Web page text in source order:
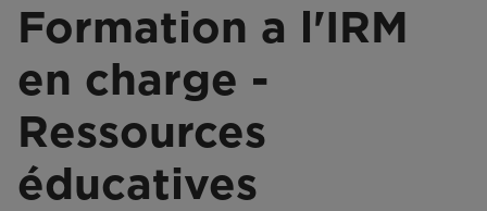
Formation a l'IRM
en charge -
Ressources
éducatives